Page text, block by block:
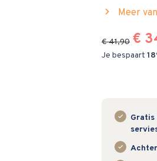
chevron_right Meer
€ 41,90 €
Je bespaart
Gratis